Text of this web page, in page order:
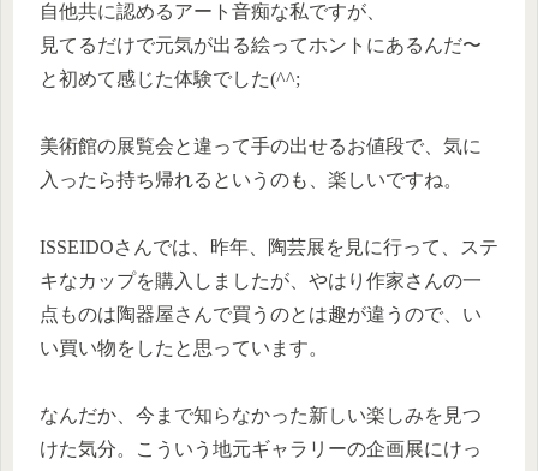
自他共に認めるアート音痴な私ですが、
見てるだけで元気が出る絵ってホントにあるんだ〜
と初めて感じた体験でした(^^;
美術館の展覧会と違って手の出せるお値段で、気に
入ったら持ち帰れるというのも、楽しいですね。
ISSEIDOさんでは、昨年、陶芸展を見に行って、ステ
キなカップを購入しましたが、やはり作家さんの一
点ものは陶器屋さんで買うのとは趣が違うので、い
い買い物をしたと思っています。
なんだか、今まで知らなかった新しい楽しみを見つ
けた気分。こういう地元ギャラリーの企画展にけっ